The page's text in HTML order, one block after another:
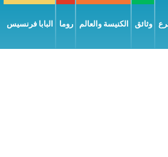
البابا فرنسيس روما الكنيسة والعالم وثائق